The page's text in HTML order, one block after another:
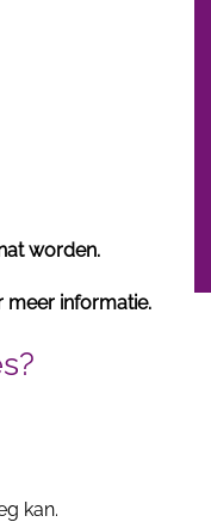
worden.
meer informatie.
kan.